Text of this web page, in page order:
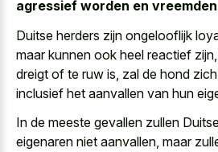
agressief worden en
Duitse herders zijn ongelooflijk
maar kunnen ook heel reactief
dreigt of te ruw is, zal de hond
inclusief het aanvallen van hun
In de meeste gevallen zullen
eigenaren niet aanvallen, maar